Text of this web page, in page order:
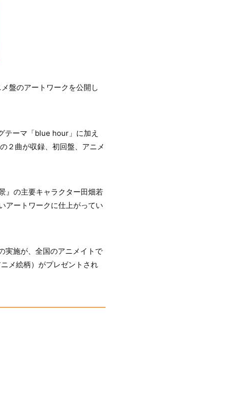
盤のアートワークを公開し
テーマ「blue hour」に加え
２曲が収録、初回盤、アニメ
』の主要キャラクター田畑若
アートワークに仕上がってい
実施が、全国のアニメイトで
メ絵柄）がプレゼントされ